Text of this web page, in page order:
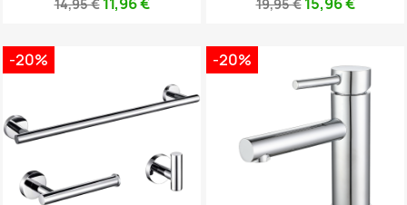
14,95 € 19,95 €
-20% -20%